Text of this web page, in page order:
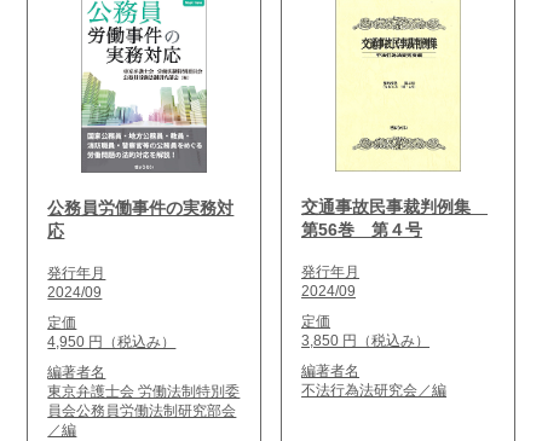
公務員労働事件の実務対
応
発行年月
2024/09
定価
4,950 円（税込み）
編著者名
東京弁護士会 労働法制特別委
員会公務員労働法制研究部会
／編
交通事故民事裁判例集
第56巻 第４号
発行年月
2024/09
定価
3,850 円（税込み）
編著者名
不法行為法研究会／編